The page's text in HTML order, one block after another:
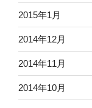
2015年1月
2014年12月
2014年11月
2014年10月